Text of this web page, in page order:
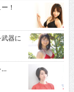
器に
…